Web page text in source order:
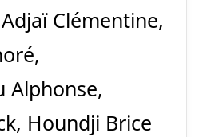
Clémentine,
Alphonse,
Houndji Brice